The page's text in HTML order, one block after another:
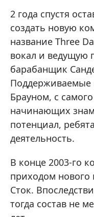
2 года спустя
создать новую
название Three
вокал и ведущую
барабанщик
Поддерживаемые
Брауном, с
начинающих
потенциал,
деятельность.
В конце 2003-го
приходом нового
Сток.
тогда состав не